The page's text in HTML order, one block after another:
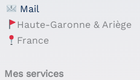
Mail
Haute-Garonne & Ariège
France
Mes services